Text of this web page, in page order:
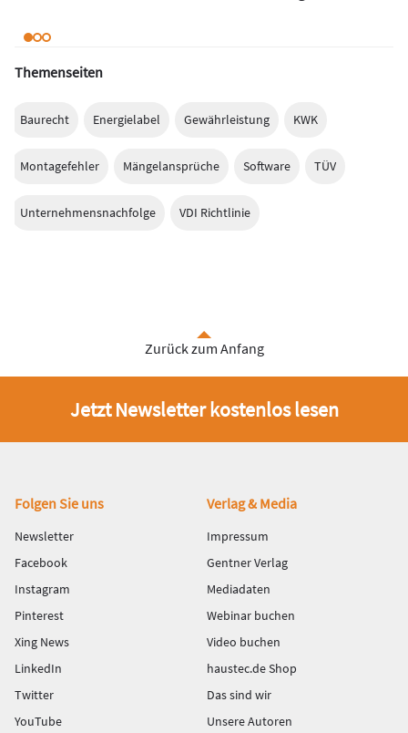
Themenseiten
Baurecht Energielabel Gewährleistung KWK
Montagefehler Mängelansprüche Software TÜV
Unternehmensnachfolge VDI Richtlinie
Zurück zum Anfang
Jetzt Newsletter kostenlos lesen
Fußbereich
Folgen Sie uns
Newsletter
Facebook
Instagram
Pinterest
Xing News
LinkedIn
Twitter
YouTube
Verlag & Media
Impressum
Gentner Verlag
Mediadaten
Webinar buchen
Video buchen
haustec.de Shop
Das sind wir
Unsere Autoren